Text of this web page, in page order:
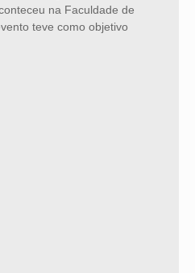
na Faculdade de
teve como objetivo